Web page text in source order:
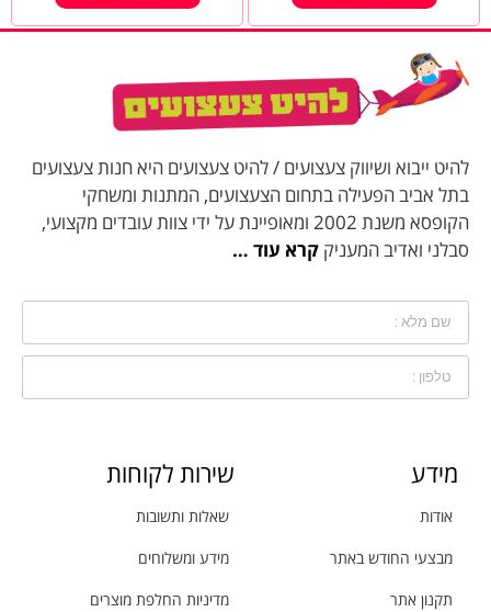
להיט ייבוא ושיווק צעצועים / להיט צעצועים היא חנות צעצועים
בתל אביב הפעילה בתחום הצעצועים, המתנות ומשחקי
הקופסא משנת 2002 ומאופיינת על ידי צוות עובדים מקצועי,
סבלני ואדיב המעניק קרא עוד …
מידע
אודות
מבצעי החודש באתר
תקנון אתר
שירות לקוחות
שאלות ותשובות
מידע ומשלוחים
מדיניות החלפת מוצרים